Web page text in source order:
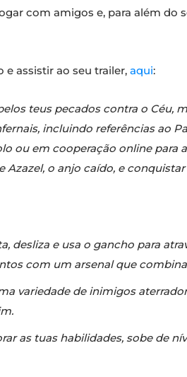
com amigos e, para além
assistir ao seu trailer, aqui:
teus pecados contra o Céu,
incluindo referências ao
ou em cooperação online
o anjo caído, e
desliza e usa o gancho para
com um arsenal que
variedade de inimigos
as tuas habilidades, sobe de